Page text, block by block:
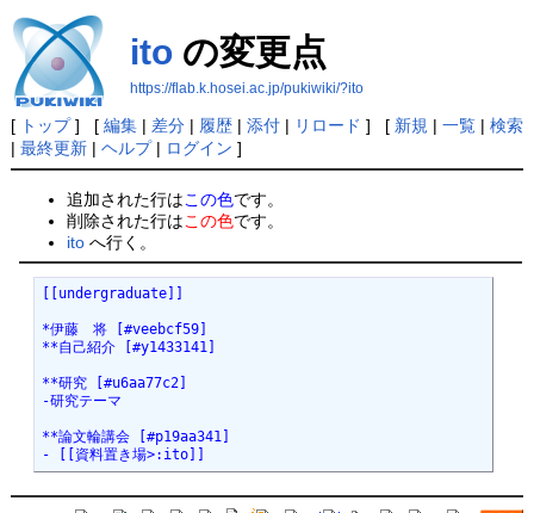
itoの変更点
https://flab.k.hosei.ac.jp/pukiwiki/?ito
[ トップ] [ 編集| 差分| 履歴| 添付| リロード ] [ 新規 | 一覧| 検索
| 最終更新| ヘルプ| ログイン ]
追加された行はこの色です。
削除された行はこの色です。
ito へ行く。
[[undergraduate]]
*伊藤　将 [#veebcf59]
**自己紹介 [#y1433141]
**研究 [#u6aa77c2]
-研究テーマ
**論文輪講会 [#p19aa341]
- [[資料置き場>:ito]]